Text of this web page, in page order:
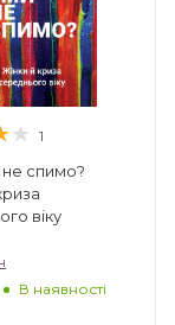
1
спимо?
віку
В наявності